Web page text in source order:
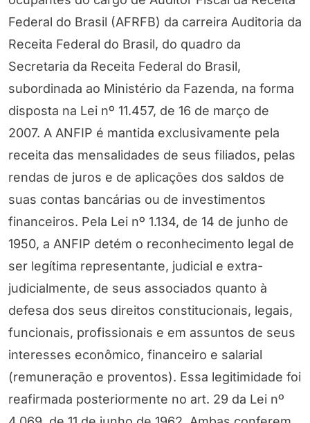
Federal do Brasil (AFRFB) da carreira Auditoria da
Receita Federal do Brasil, do quadro da
Secretaria da Receita Federal do Brasil,
subordinada ao Ministério da Fazenda, na forma
disposta na Lei nº 11.457, de 16 de março de
2007. A ANFIP é mantida exclusivamente pela
receita das mensalidades de seus filiados, pelas
rendas de juros e de aplicações dos saldos de
suas contas bancárias ou de investimentos
financeiros. Pela Lei nº 1.134, de 14 de junho de
1950, a ANFIP detém o reconhecimento legal de
ser legítima representante, judicial e extra-
judicialmente, de seus associados quanto à
defesa dos seus direitos constitucionais, legais,
funcionais, profissionais e em assuntos de seus
interesses econômico, financeiro e salarial
(remuneração e proventos). Essa legitimidade foi
reafirmada posteriormente no art. 29 da Lei nº